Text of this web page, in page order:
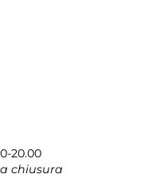
20.00
chiusura